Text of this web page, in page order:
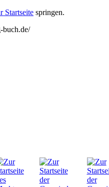
Startseite springen.
buch.de/